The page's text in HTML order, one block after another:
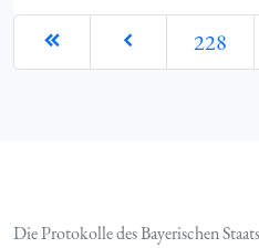
228
Die Protokolle des Bayerischen